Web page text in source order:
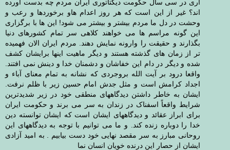
آری در سی سال حکومت دیکتاتوری ایران مردم چه بدست آورده
اند؟ غیر از این است که هر روز اعدام هاو برخوردها و رعب و
وحشت در دل ما مردم بیشتر و بیشتر می شود! این ها با برگزاری
این گونه مراسم ها می خواهند کلاهی سر تمام کشورهای دنیا
بگذارند و حقیقت را وارونه نمایش دهند. مردم ایران الان فهمیده
تر از زمان های گذشته هستند و دیگر ماهیت اینها برایشان کشف
شده و دیگر در دام این خفاشان و دشمنان خدا و دینش نمی افتند.
واقعا درود بر آیت الله بروجردی که نشانه به تمام معنای آباء و
اجداد کرامش است و مثل جدش امام حسین زیر با ظلم نرفت.
ایشان به خاطر داشتن دیدگاههای منطقی خود در زیر شدیدترین
شرایط واقعاً اسفناک در زندان به سر می برند و حکومت ایران
برای ابراز عقائد و دیدگاههای ایشان است که ایشان توانسته دین
خدا را دوباره زنده کند. و ما می توانیم با توجه به دیدگاههای این
روحانی مبارز به سر مقصد نهایی خود دست بیابیم . به امید آزادی
ایشان از حصار این درنده خویان انسان نما